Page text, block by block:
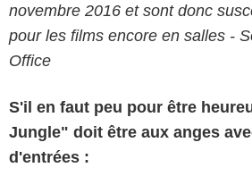
novembre 2016 et sont donc
pour les films encore en salles -
Office
S'il en faut peu pour être
Jungle" doit être aux anges
d'entrées :